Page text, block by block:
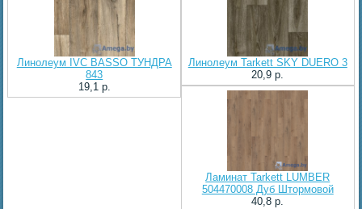
Линолеум IVC BASSO ТУНДРА
843
19,1 p.
Линолеум Tarkett SKY DUERO 3
20,9 p.
Ламинат Tarkett LUMBER
504470008 Дуб Штормовой
40,8 p.